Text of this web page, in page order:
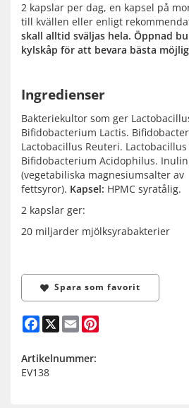
2 kapslar per dag, en kapsel på
till kvällen eller enligt
skall alltid sväljas hela. Öppnad
kylskåp för att bevara bästa
Ingredienser
Bakteriekultor som ger
Bifidobacterium Lactis.
Lactobacillus Reuteri. Lactobacillus
Bifidobacterium Acidophilus.
(vegetabiliska magnesiumsalter av
fettsyror). Kapsel: HPMC syratålig.
2 kapslar ger:
20 miljarder mjölksyrabakterier
Spara som favorit
Facebook
X Email
Artikelnummer:
EV138